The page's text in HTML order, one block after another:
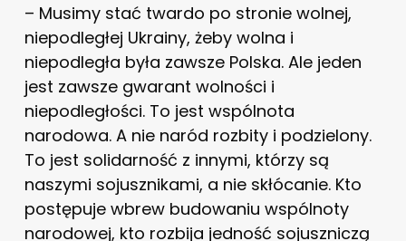
– Musimy stać twardo po stronie wolnej,
niepodległej Ukrainy, żeby wolna i
niepodległa była zawsze Polska. Ale jeden
jest zawsze gwarant wolności i
niepodległości. To jest wspólnota
narodowa. A nie naród rozbity i podzielony.
To jest solidarność z innymi, którzy są
naszymi sojusznikami, a nie skłócanie. Kto
postępuje wbrew budowaniu wspólnoty
narodowej, kto rozbija jedność sojuszniczą